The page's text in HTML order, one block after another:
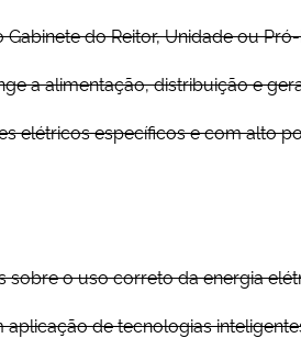
do Reitor, Unidade ou
a alimentação, distribuição e
elétricos específicos e com alto
o uso correto da energia
de tecnologias